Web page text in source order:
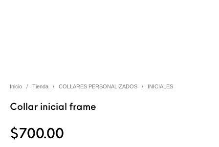
Inicio / Tienda / COLLARES PERSONALIZADOS / INICIALES
Collar inicial frame
$700.00